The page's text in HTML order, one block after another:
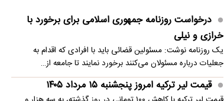
اختلاف میان ترامپ و هگست بر سر ذخایر
تسلیحاتی/ کاخ سفید رد کرد
قیمت دینار عراق امروز پنجشنبه ۱۵ مرداد ۱۴۰۵
ترامپ: ترجیح می‌دهم با ایران به توافق برسم
درخواست روزنامه جمهوری اسلامی برای برخورد با
خرازی و نیلی
یک روزنامه نوشت: مسئولین قضائی باید با افرادی که اقدام به
جعلیات درباره مسئولان می‌کنند برخورد نمایند تا جامعه از…
قیمت لیر ترکیه امروز پنجشنبه ۱۵ مرداد ۱۴۰۵